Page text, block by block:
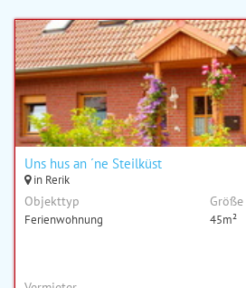
Uns hus an ´ne Steilküst
in Rerik
Objekttyp
Ferienwohnung
Größe
45m²